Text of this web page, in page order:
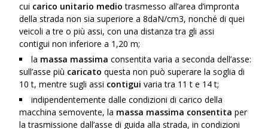
cui carico unitario medio trasmesso all’area d’impronta
della strada non sia superiore a 8daN/cm3, nonché di quei
veicoli a tre o più assi, con una distanza tra gliassi
contigui non inferiore a 1,20 m;
la massa massima consentita varia a seconda dell’asse:
sull’asse più caricato questa non può superare la soglia di
10 t, mentre sugliassi contigui varia tra 11 t e 14 t;
indipendentemente dalle condizioni di carico della
macchina semovente, la massa massima consentita per
la trasmissione dall’asse di guida alla strada, in condizioni